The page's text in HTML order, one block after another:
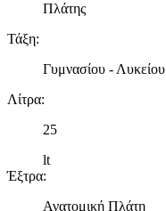
Πλάτης
Τάξη:
Γυμνασίου - Λυκείου
Λίτρα:
25
lt
Έξτρα:
Ανατομική Πλάτη